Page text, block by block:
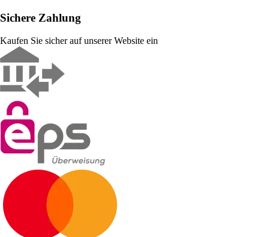
Sichere Zahlung
Kaufen Sie sicher auf unserer Website ein